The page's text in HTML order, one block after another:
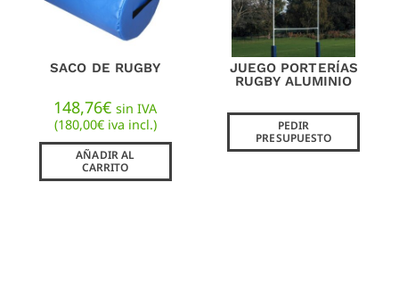
SACO DE RUGBY
148,76€ sin IVA
(180,00€iva incl.)
AÑADIR AL
CARRITO
JUEGO PORTERÍAS
RUGBY ALUMINIO
PEDIR
PRESUPUESTO